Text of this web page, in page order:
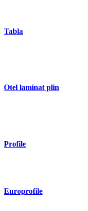
Tabla
Otel laminat plin
Profile
Europrofile